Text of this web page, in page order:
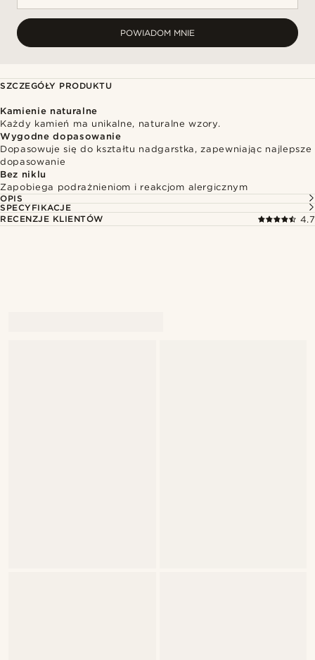
POWIADOM MNIE
SZCZEGÓŁY PRODUKTU
Kamienie naturalne
Każdy kamień ma unikalne, naturalne wzory.
Wygodne dopasowanie
Dopasowuje się do kształtu nadgarstka, zapewniając najlepsze
dopasowanie
Bez niklu
Zapobiega podrażnieniom i reakcjom alergicznym
OPIS
SPECYFIKACJE
RECENZJE KLIENTÓW
4.7